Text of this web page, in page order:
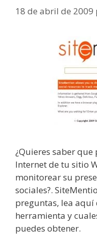
18 de abril de 2009
¿Quieres saber
Internet de tu sitio
monitorear su
sociales?.
preguntas, lea aquí
herramienta y
puedes obtener.